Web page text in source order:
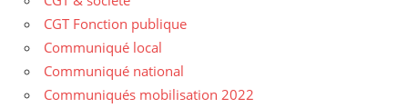
CGT Fonction publique
Communiqué local
Communiqué national
Communiqués mobilisation 2022